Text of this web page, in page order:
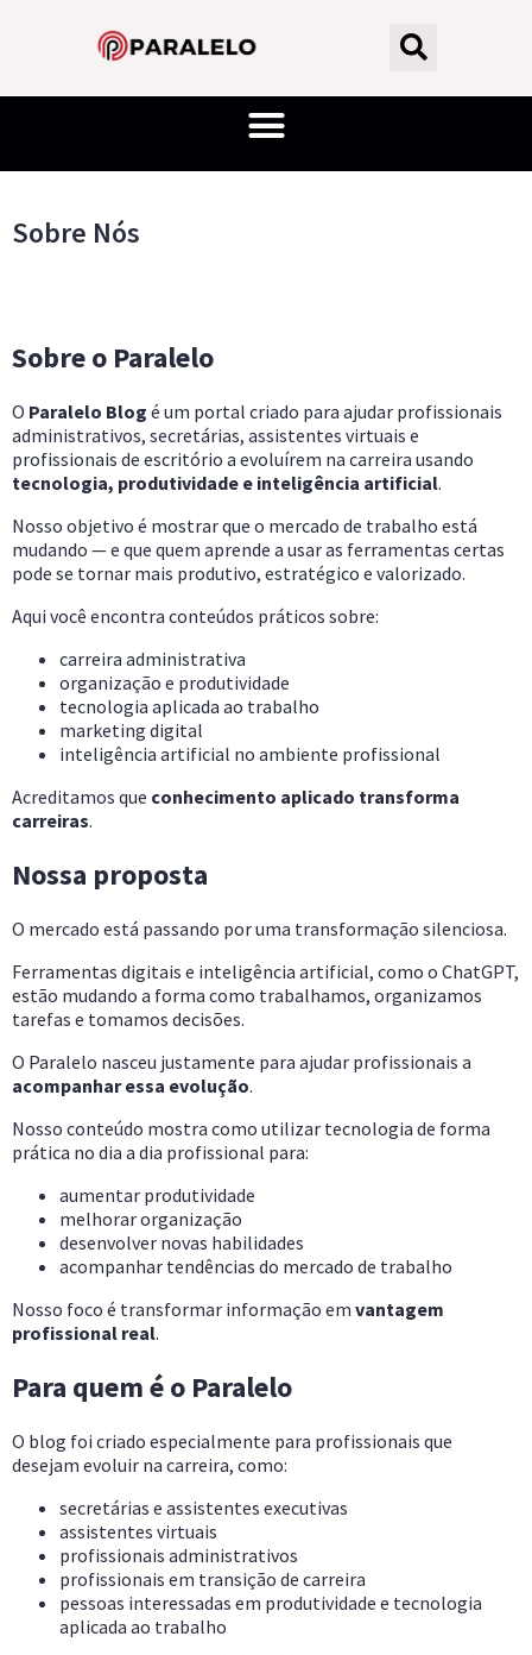
Sobre Nós
Sobre o Paralelo
O Paralelo Blog é um portal criado para ajudar profissionais
administrativos, secretárias, assistentes virtuais e
profissionais de escritório a evoluírem na carreira usando
tecnologia, produtividade e inteligência artificial.
Nosso objetivo é mostrar que o mercado de trabalho está
mudando — e que quem aprende a usar as ferramentas certas
pode se tornar mais produtivo, estratégico e valorizado.
Aqui você encontra conteúdos práticos sobre:
carreira administrativa
organização e produtividade
tecnologia aplicada ao trabalho
marketing digital
inteligência artificial no ambiente profissional
Acreditamos que conhecimento aplicado transforma
carreiras.
Nossa proposta
O mercado está passando por uma transformação silenciosa.
Ferramentas digitais e inteligência artificial, como o ChatGPT,
estão mudando a forma como trabalhamos, organizamos
tarefas e tomamos decisões.
O Paralelo nasceu justamente para ajudar profissionais a
acompanhar essa evolução.
Nosso conteúdo mostra como utilizar tecnologia de forma
prática no dia a dia profissional para:
aumentar produtividade
melhorar organização
desenvolver novas habilidades
acompanhar tendências do mercado de trabalho
Nosso foco é transformar informação em vantagem
profissional real.
Para quem é o Paralelo
O blog foi criado especialmente para profissionais que
desejam evoluir na carreira, como:
secretárias e assistentes executivas
assistentes virtuais
profissionais administrativos
profissionais em transição de carreira
pessoas interessadas em produtividade e tecnologia
aplicada ao trabalho